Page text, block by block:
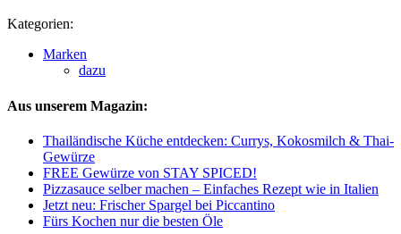
Kategorien:
Marken
dazu
Aus unserem Magazin:
Thailändische Küche entdecken: Currys, Kokosmilch & Thai-
Gewürze
FREE Gewürze von STAY SPICED!
Pizzasauce selber machen – Einfaches Rezept wie in Italien
Jetzt neu: Frischer Spargel bei Piccantino
Fürs Kochen nur die besten Öle